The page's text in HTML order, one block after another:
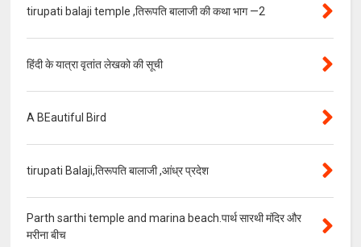
tirupati balaji temple ,तिरूपति बालाजी की कथा भाग —2
हिंदी के यात्रा वृतांत लेखको की सूची
A BEautiful Bird
tirupati Balaji,तिरूपति बालाजी ,आंध्र प्रदेश
Parth sarthi temple and marina beach.पार्थ सारथी मंदिर और
मरीना बीच